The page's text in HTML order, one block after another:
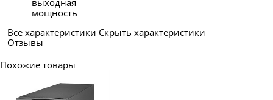
мощность
Все характеристики Скрыть характеристики
Отзывы
Похожие товары